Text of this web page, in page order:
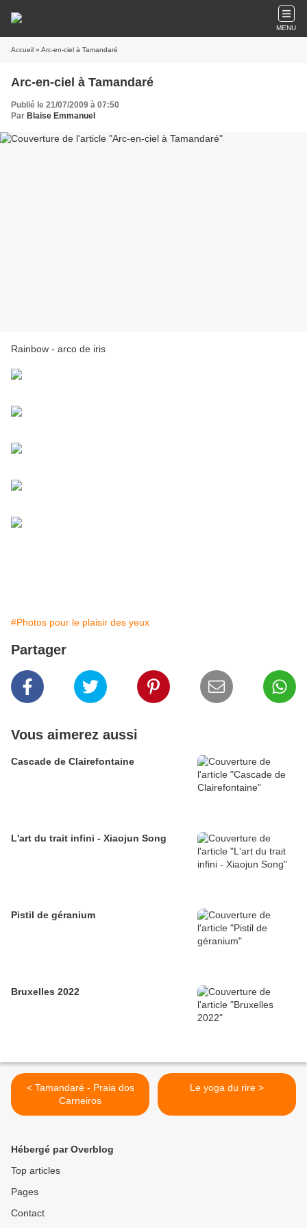
MENU
Accueil » Arc-en-ciel à Tamandaré
Arc-en-ciel à Tamandaré
Publié le 21/07/2009 à 07:50
Par Blaise Emmanuel
Rainbow - arco de iris
#Photos pour le plaisir des yeux
Partager
Vous aimerez aussi
Cascade de Clairefontaine
L'art du trait infini - Xiaojun Song
Pistil de géranium
Bruxelles 2022
< Tamandaré - Praia dos
Carneiros
Le yoga du rire >
Hébergé par Overblog
Top articles
Pages
Contact